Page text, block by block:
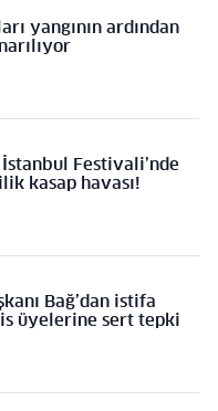
yangının ardından
Festivali’nde
kasap havası!
Bağ’dan istifa
üyelerine sert tepki